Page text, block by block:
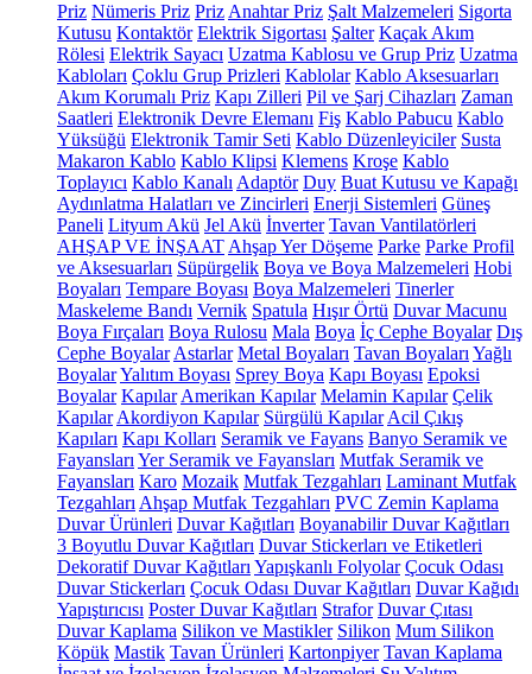
Priz Nümeris Priz Priz Anahtar Priz Şalt Malzemeleri Sigorta
Kutusu Kontaktör Elektrik Sigortası Şalter Kaçak Akım
Rölesi Elektrik Sayacı Uzatma Kablosu ve Grup Priz Uzatma
Kabloları Çoklu Grup Prizleri Kablolar Kablo Aksesuarları
Akım Korumalı Priz Kapı Zilleri Pil ve Şarj Cihazları Zaman
Saatleri Elektronik Devre Elemanı Fiş Kablo Pabucu Kablo
Yüksüğü Elektronik Tamir Seti Kablo Düzenleyiciler Susta
Makaron Kablo Kablo Klipsi Klemens Kroşe Kablo
Toplayıcı Kablo Kanalı Adaptör Duy Buat Kutusu ve Kapağı
Aydınlatma Halatları ve Zincirleri Enerji Sistemleri Güneş
Paneli Lityum Akü Jel Akü İnverter Tavan Vantilatörleri
AHŞAP VE İNŞAAT Ahşap Yer Döşeme Parke Parke Profil
ve Aksesuarları Süpürgelik Boya ve Boya Malzemeleri Hobi
Boyaları Tempare Boyası Boya Malzemeleri Tinerler
Maskeleme Bandı Vernik Spatula Hışır Örtü Duvar Macunu
Boya Fırçaları Boya Rulosu Mala Boya İç Cephe Boyalar Dış
Cephe Boyalar Astarlar Metal Boyaları Tavan Boyaları Yağlı
BoyalarYalıtım Boyası Sprey Boya Kapı Boyası Epoksi
Boyalar Kapılar Amerikan Kapılar Melamin Kapılar Çelik
Kapılar Akordiyon Kapılar Sürgülü Kapılar Acil Çıkış
Kapıları Kapı Kolları Seramik ve Fayans Banyo Seramik ve
Fayansları Yer Seramik ve Fayansları Mutfak Seramik ve
Fayansları Karo Mozaik Mutfak Tezgahları Laminant Mutfak
Tezgahları Ahşap Mutfak Tezgahları PVC Zemin Kaplama
Duvar Ürünleri Duvar Kağıtları Boyanabilir Duvar Kağıtları
3 Boyutlu Duvar Kağıtları Duvar Stickerları ve Etiketleri
Dekoratif Duvar Kağıtları Yapışkanlı Folyolar Çocuk Odası
Duvar Stickerları Çocuk Odası Duvar Kağıtları Duvar Kağıdı
Yapıştırıcısı Poster Duvar Kağıtları Strafor Duvar Çıtası
Duvar Kaplama Silikon ve Mastikler Silikon Mum Silikon
Köpük Mastik Tavan Ürünleri Kartonpiyer Tavan Kaplama